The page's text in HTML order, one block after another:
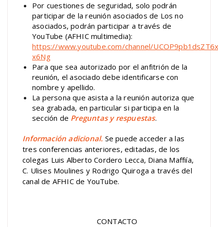
Por cuestiones de seguridad, solo podrán
participar de la reunión asociados de Los no
asociados, podrán participar a través de
YouTube (AFHIC multimedia):
https://www.youtube.com/channel/
x6Ng
Para que sea autorizado por el anfitrión de la
reunión, el asociado debe identificarse con
nombre y apellido.
La persona que asista a la reunión autoriza que
sea grabada, en particular si participa en la
sección de Preguntas y respuestas.
Información adicional. Se puede acceder a las
tres conferencias anteriores, editadas, de los
colegas Luis Alberto Cordero Lecca, Diana Maffiía,
C. Ulises Moulines y Rodrigo Quiroga a través del
canal de AFHIC de YouTube.
CONTACTO